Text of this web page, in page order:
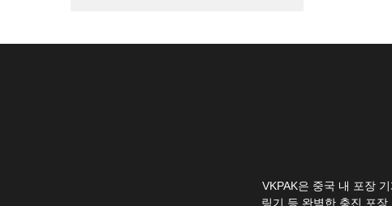
VKPAK은 중국 내 포장
링기 등 완벽한 충진 포